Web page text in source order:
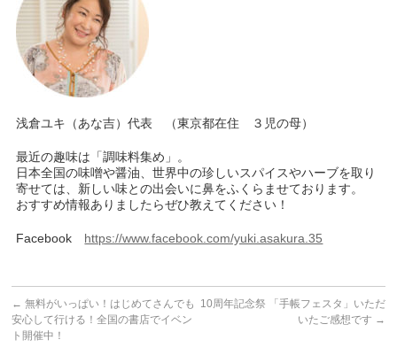
浅倉ユキ（あな吉）代表 （東京都在住 ３児の母）
最近の趣味は「調味料集め」。
日本全国の味噌や醤油、世界中の珍しいスパイスやハーブを取り
寄せては、新しい味との出会いに鼻をふくらませております。
おすすめ情報ありましたらぜひ教えてください！
Facebook https://www.facebook.com/yuki.asakura.35
← 無料がいっぱい！はじめてさんでも
安心して行ける！全国の書店でイベン
ト開催中！
10周年記念祭 「手帳フェスタ」いただ
いたご感想です →